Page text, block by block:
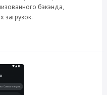
бэкэнда,
загрузок.